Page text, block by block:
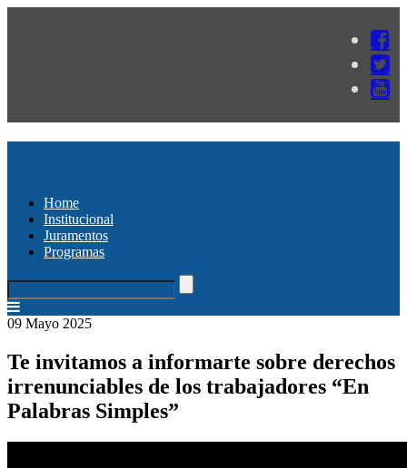
Home
Institucional
Juramentos
Programas
09 Mayo 2025
Te invitamos a informarte sobre derechos
irrenunciables de los trabajadores “En
Palabras Simples”